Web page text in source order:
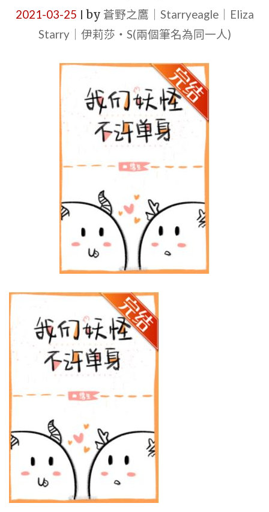
2021-03-25 by 蒼野之鷹｜Starryeagle｜Eliza
Starry｜伊莉莎・S(兩個筆名為同一人)